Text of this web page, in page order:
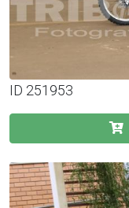
ID 251953